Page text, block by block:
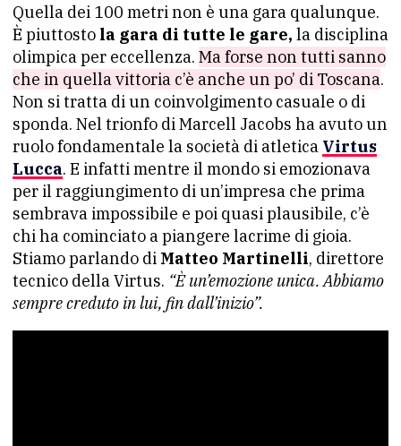
Quella dei 100 metri non è una gara qualunque.
È piuttosto la gara di tutte le gare, la disciplina
olimpica per eccellenza. Ma forse non tutti sanno
che in quella vittoria c’è anche un po’ di Toscana.
Non si tratta di un coinvolgimento casuale o di
sponda. Nel trionfo di Marcell Jacobs ha avuto un
ruolo fondamentale la società di atletica Virtus
Lucca. E infatti mentre il mondo si emozionava
per il raggiungimento di un’impresa che prima
sembrava impossibile e poi quasi plausibile, c’è
chi ha cominciato a piangere lacrime di gioia.
Stiamo parlando di Matteo Martinelli, direttore
tecnico della Virtus. “È un’emozione unica. Abbiamo
sempre creduto in lui, fin dall’inizio”.